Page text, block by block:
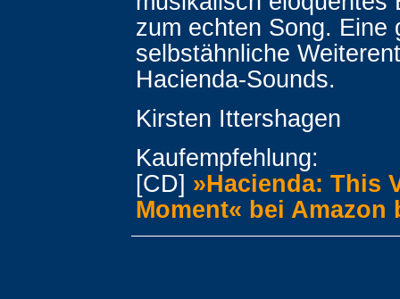
zum echten Song. Eine
selbstähnliche
Hacienda-Sounds.
Kirsten Ittershagen
Kaufempfehlung:
[CD] »Hacienda: This
Moment« bei Amazon